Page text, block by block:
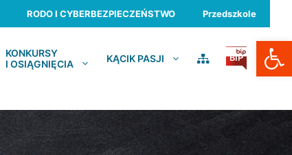
RODO I CYBERBEZPIECZEŃSTWO Przedszkole
KONKURSY
I OSIĄGNIĘCIA
KĄCIK PASJI BIP